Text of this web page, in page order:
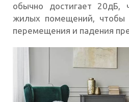
обычно достигает 20дБ,
жилых помещений, чтобы
перемещения и падения